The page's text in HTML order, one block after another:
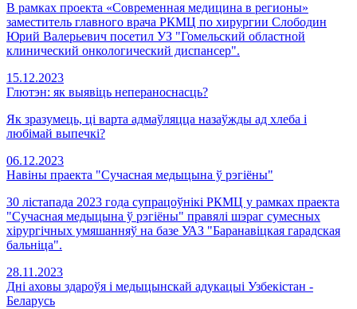
В рамках проекта «Современная медицина в регионы»
заместитель главного врача РКМЦ по хирургии Слободин
Юрий Валерьевич посетил УЗ "Гомельский областной
клинический онкологический диспансер".
15.12.2023
Глютэн: як выявіць непераноснасць?
Як зразумець, ці варта адмаўляцца назаўжды ад хлеба і
любiмай выпечкі?
06.12.2023
Навіны праекта "Сучасная медыцына ў рэгіёны"
30 лістапада 2023 года супрацоўнікі РКМЦ у рамках праекта
"Сучасная медыцына ў рэгіёны" правялі шэраг сумесных
хірургічных умяшанняў на базе УАЗ "Баранавіцкая гарадская
бальніца".
28.11.2023
Дні аховы здароўя і медыцынскай адукацыі Узбекістан -
Беларусь